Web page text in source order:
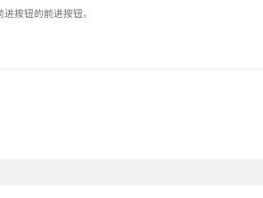
按钮的前进按钮。